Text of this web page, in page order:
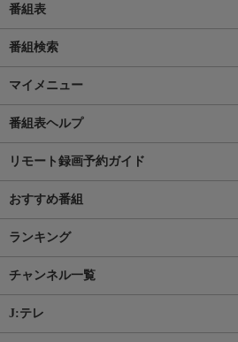
番組表
番組検索
マイメニュー
番組表ヘルプ
リモート録画予約ガイド
おすすめ番組
ランキング
チャンネル一覧
J:テレ